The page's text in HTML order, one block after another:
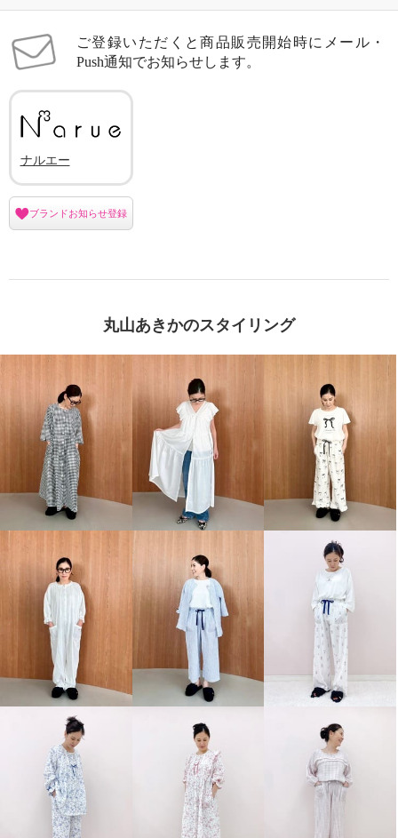
ご登録いただくと商品販売開始時にメール・
Push通知でお知らせします。
ナルエー
ブランドお知らせ登録
丸山あきかのスタイリング